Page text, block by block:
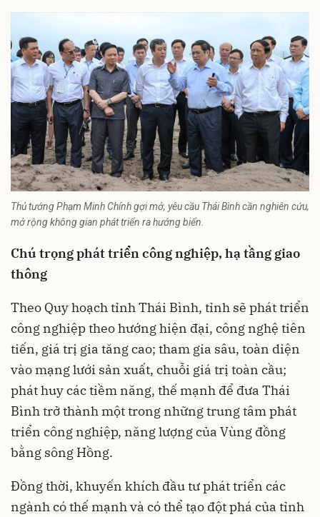
Thủ tướng Phạm Minh Chính gợi mở, yêu cầu Thái Bình cần nghiên cứu,
mở rộng không gian phát triển ra hướng biển.
Chú trọng phát triển công nghiệp, hạ tầng giao
thông
Theo Quy hoạch tỉnh Thái Bình, tỉnh sẽ phát triển
công nghiệp theo hướng hiện đại, công nghệ tiên
tiến, giá trị gia tăng cao; tham gia sâu, toàn diện
vào mạng lưới sản xuất, chuỗi giá trị toàn cầu;
phát huy các tiềm năng, thế mạnh để đưa Thái
Bình trở thành một trong những trung tâm phát
triển công nghiệp, năng lượng của Vùng đồng
bằng sông Hồng.
Đồng thời, khuyến khích đầu tư phát triển các
ngành có thế mạnh và có thể tạo đột phá của tỉnh